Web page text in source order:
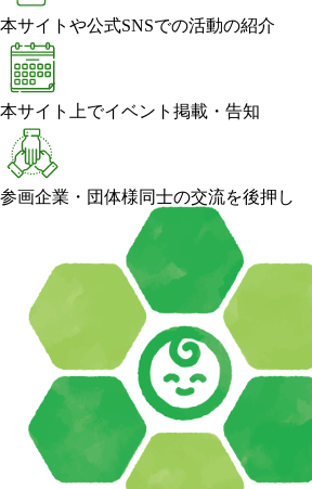
本サイトや公式SNSでの活動の紹介
本サイト上でイベント掲載・告知
参画企業・団体様同士の交流を後押し